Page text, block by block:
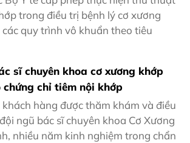
trong điều trị bệnh lý cơ xương
quy trình vô khuẩn theo tiêu
sĩ chuyên khoa cơ xương khớp
chứng chỉ tiêm nội khớp
khách hàng được thăm khám và điều
ngũ bác sĩ chuyên khoa Cơ Xương
nhiều năm kinh nghiệm trong chẩn